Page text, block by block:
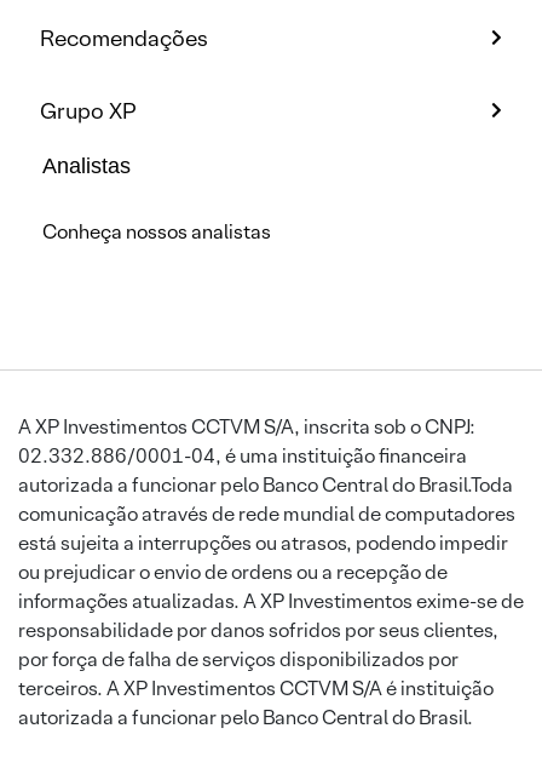
Recomendações
Grupo XP
Analistas
Conheça nossos analistas
A XP Investimentos CCTVM S/A, inscrita sob o CNPJ:
02.332.886/0001-04, é uma instituição financeira
autorizada a funcionar pelo Banco Central do Brasil.Toda
comunicação através de rede mundial de computadores
está sujeita a interrupções ou atrasos, podendo impedir
ou prejudicar o envio de ordens ou a recepção de
informações atualizadas. A XP Investimentos exime-se de
responsabilidade por danos sofridos por seus clientes,
por força de falha de serviços disponibilizados por
terceiros. A XP Investimentos CCTVM S/A é instituição
autorizada a funcionar pelo Banco Central do Brasil.